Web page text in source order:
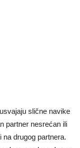
slične navike
partner nesrećan ili
drugog partnera.